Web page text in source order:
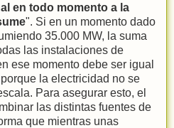
en todo momento a la
". Si en un momento dado
35.000 MW, la suma
las instalaciones de
ese momento debe ser igual
la electricidad no se
Para asegurar esto, el
las distintas fuentes de
que mientras unas